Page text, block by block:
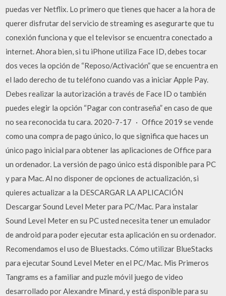
puedas ver Netflix. Lo primero que tienes que hacer a la hora de
querer disfrutar del servicio de streaming es asegurarte que tu
conexión funciona y que el televisor se encuentra conectado a
internet. Ahora bien, si tu iPhone utiliza Face ID, debes tocar
dos veces la opción de “Reposo/Activación” que se encuentra en
el lado derecho de tu teléfono cuando vas a iniciar Apple Pay.
Debes realizar la autorización a través de Face ID o también
puedes elegir la opción “Pagar con contraseña” en caso de que
no sea reconocida tu cara. 2020-7-17 · Office 2019 se vende
como una compra de pago único, lo que significa que haces un
único pago inicial para obtener las aplicaciones de Office para
un ordenador. La versión de pago único está disponible para PC
y para Mac. Al no disponer de opciones de actualización, si
quieres actualizar a la DESCARGAR LA APLICACIÓN
Descargar Sound Level Meter para PC/Mac. Para instalar
Sound Level Meter en su PC usted necesita tener un emulador
de android para poder ejecutar esta aplicación en su ordenador.
Recomendamos el uso de Bluestacks. Cómo utilizar BlueStacks
para ejecutar Sound Level Meter en el PC/Mac. Mis Primeros
Tangrams es a familiar and puzle móvil juego de video
desarrollado por Alexandre Minard, y está disponible para su